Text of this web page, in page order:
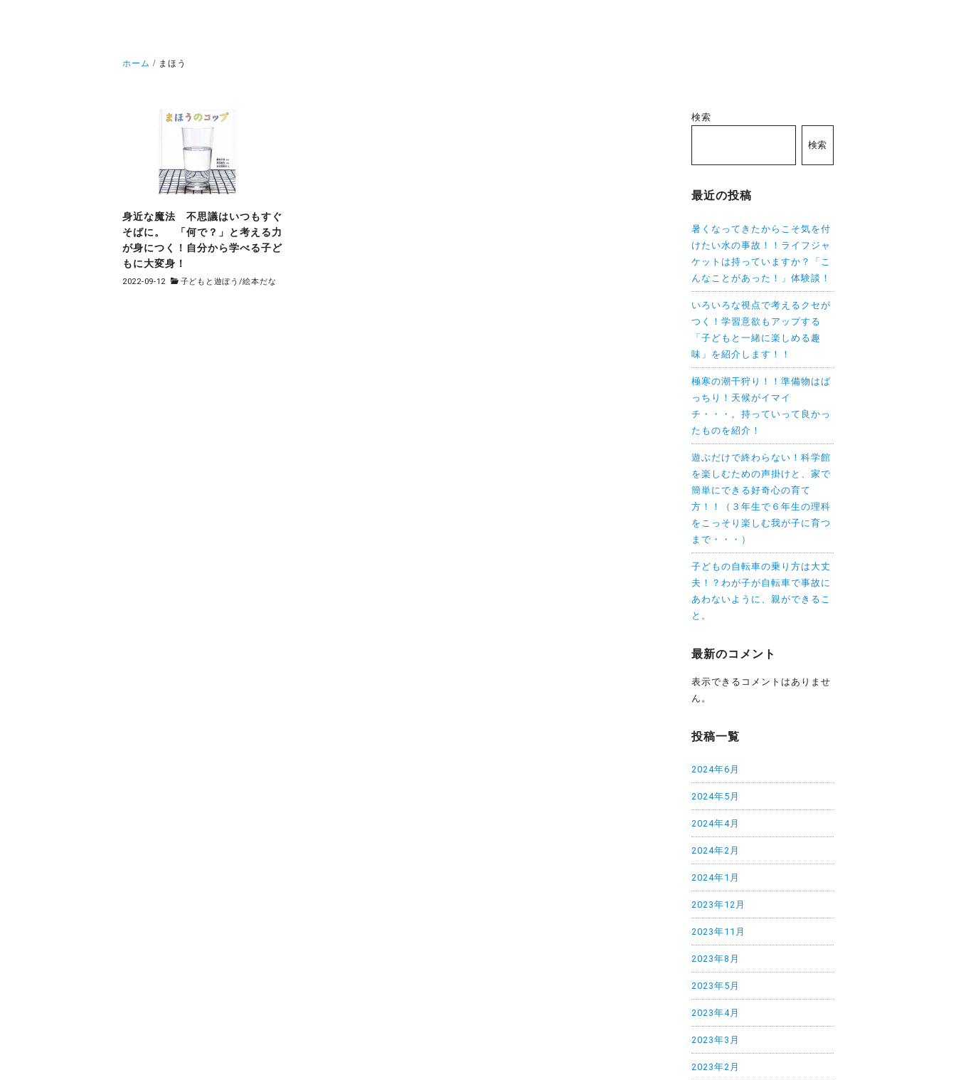
ホーム まほう
身近な魔法 不思議はいつもすぐ
そばに。 「何で？」と考える力
が身につく！自分から学べる子ど
もに大変身！
2022-09-12 子どもと遊ぼう /絵本だな
検索
検索
最近の投稿
暑くなってきたからこそ気を付
けたい水の事故！！ライフジャ
ケットは持っていますか？「こ
んなことがあった！」体験談！
いろいろな視点で考えるクセが
つく！学習意欲もアップする
「子どもと一緒に楽しめる趣
味」を紹介します！！
極寒の潮干狩り！！準備物はば
っちり！天候がイマイ
チ・・・。持っていって良かっ
たものを紹介！
遊ぶだけで終わらない！科学館
を楽しむための声掛けと、家で
簡単にできる好奇心の育て
方！！（３年生で６年生の理科
をこっそり楽しむ我が子に育つ
まで・・・）
子どもの自転車の乗り方は大丈
夫！？わが子が自転車で事故に
あわないように、親ができるこ
と。
最新のコメント
表示できるコメントはありませ
ん。
投稿一覧
2024年6月
2024年5月
2024年4月
2024年2月
2024年1月
2023年12月
2023年11月
2023年8月
2023年5月
2023年4月
2023年3月
2023年2月